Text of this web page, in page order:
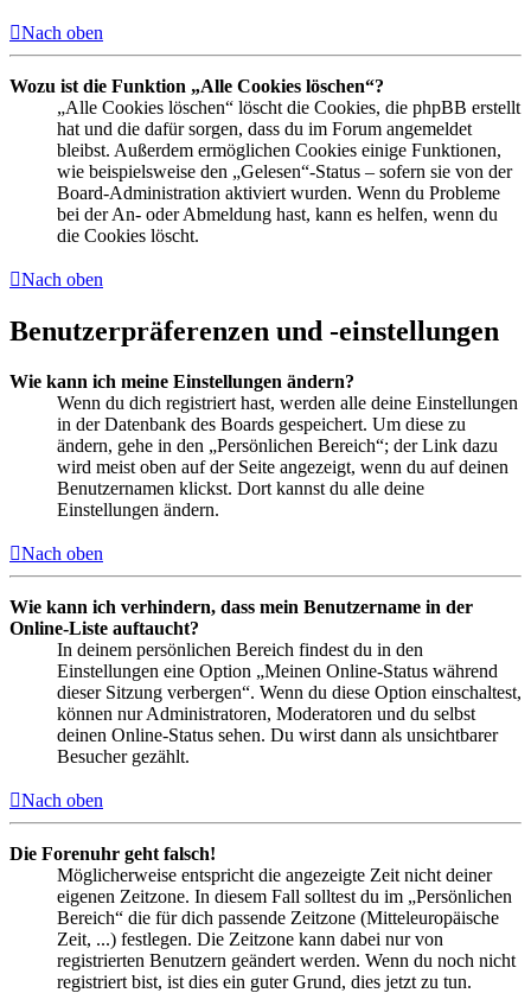
Nach oben
Wozu ist die Funktion „Alle Cookies löschen“?
„Alle Cookies löschen“ löscht die Cookies, die phpBB erstellt
hat und die dafür sorgen, dass du im Forum angemeldet
bleibst. Außerdem ermöglichen Cookies einige Funktionen,
wie beispielsweise den „Gelesen“-Status – sofern sie von der
Board-Administration aktiviert wurden. Wenn du Probleme
bei der An- oder Abmeldung hast, kann es helfen, wenn du
die Cookies löscht.
Nach oben
Benutzerpräferenzen und -einstellungen
Wie kann ich meine Einstellungen ändern?
Wenn du dich registriert hast, werden alle deine Einstellungen
in der Datenbank des Boards gespeichert. Um diese zu
ändern, gehe in den „Persönlichen Bereich“; der Link dazu
wird meist oben auf der Seite angezeigt, wenn du auf deinen
Benutzernamen klickst. Dort kannst du alle deine
Einstellungen ändern.
Nach oben
Wie kann ich verhindern, dass mein Benutzername in der
Online-Liste auftaucht?
In deinem persönlichen Bereich findest du in den
Einstellungen eine Option „Meinen Online-Status während
dieser Sitzung verbergen“. Wenn du diese Option einschaltest,
können nur Administratoren, Moderatoren und du selbst
deinen Online-Status sehen. Du wirst dann als unsichtbarer
Besucher gezählt.
Nach oben
Die Forenuhr geht falsch!
Möglicherweise entspricht die angezeigte Zeit nicht deiner
eigenen Zeitzone. In diesem Fall solltest du im „Persönlichen
Bereich“ die für dich passende Zeitzone (Mitteleuropäische
Zeit, ...) festlegen. Die Zeitzone kann dabei nur von
registrierten Benutzern geändert werden. Wenn du noch nicht
registriert bist, ist dies ein guter Grund, dies jetzt zu tun.